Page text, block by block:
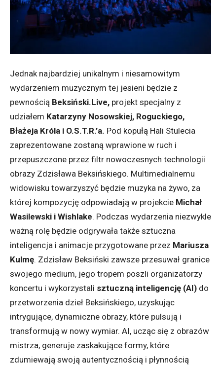
Jednak najbardziej unikalnym i niesamowitym
wydarzeniem muzycznym tej jesieni będzie z
pewnością Beksiński.Live, projekt specjalny z
udziałem Katarzyny Nosowskiej, Roguckiego,
Błażeja Króla i O.S.T.R.’a. Pod kopułą Hali Stulecia
zaprezentowane zostaną wprawione w ruch i
przepuszczone przez filtr nowoczesnych technologii
obrazy Zdzisława Beksińskiego. Multimedialnemu
widowisku towarzyszyć będzie muzyka na żywo, za
której kompozycję odpowiadają w projekcie Michał
Wasilewski i Wishlake. Podczas wydarzenia niezwykle
ważną rolę będzie odgrywała także sztuczna
inteligencja i animacje przygotowane przez Mariusza
Kulmę. Zdzisław Beksiński zawsze przesuwał granice
swojego medium, jego tropem poszli organizatorzy
koncertu i wykorzystali sztuczną inteligencję (AI) do
przetworzenia dzieł Beksińskiego, uzyskując
intrygujące, dynamiczne obrazy, które pulsują i
transformują w nowy wymiar. AI, ucząc się z obrazów
mistrza, generuje zaskakujące formy, które
zdumiewają swoją autentycznością i płynnością